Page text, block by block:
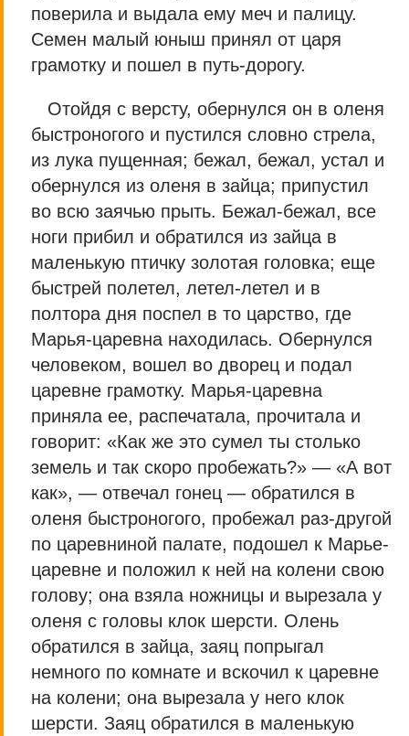
поверила и выдала ему меч и палицу.
Семен малый юныш принял от царя
грамотку и пошел в путь-дорогу.
Отойдя с версту, обернулся он в оленя
быстроногого и пустился словно стрела,
из лука пущенная; бежал, бежал, устал и
обернулся из оленя в зайца; припустил
во всю заячью прыть. Бежал-бежал, все
ноги прибил и обратился из зайца в
маленькую птичку золотая головка; еще
быстрей полетел, летел-летел и в
полтора дня поспел в то царство, где
Марья-царевна находилась. Обернулся
человеком, вошел во дворец и подал
царевне грамотку. Марья-царевна
приняла ее, распечатала, прочитала и
говорит: «Как же это сумел ты столько
земель и так скоро пробежать?» — «А вот
как», — отвечал гонец — обратился в
оленя быстроногого, пробежал раз-другой
по царевниной палате, подошел к Марье-
царевне и положил к ней на колени свою
голову; она взяла ножницы и вырезала у
оленя с головы клок шерсти. Олень
обратился в зайца, заяц попрыгал
немного по комнате и вскочил к царевне
на колени; она вырезала у него клок
шерсти. Заяц обратился в маленькую